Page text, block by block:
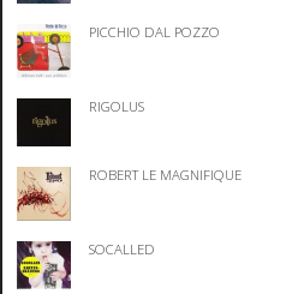
PICCHIO DAL POZZO
RIGOLUS
ROBERT LE MAGNIFIQUE
SOCALLED